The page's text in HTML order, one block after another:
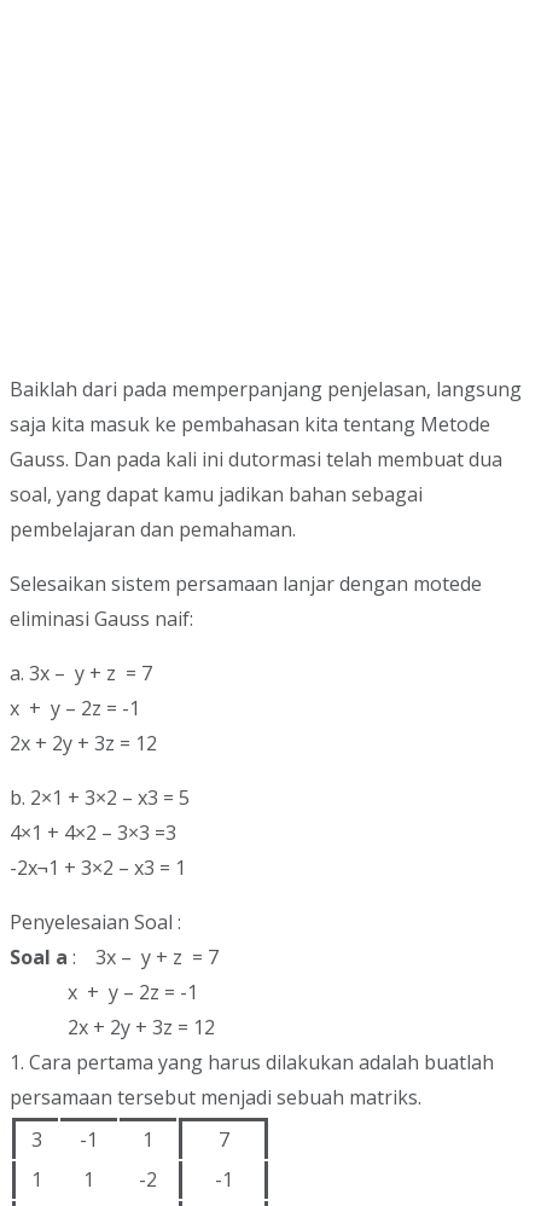
Baiklah dari pada memperpanjang penjelasan, langsung
saja kita masuk ke pembahasan kita tentang Metode
Gauss. Dan pada kali ini dutormasi telah membuat dua
soal, yang dapat kamu jadikan bahan sebagai
pembelajaran dan pemahaman.
Selesaikan sistem persamaan lanjar dengan motede
eliminasi Gauss naif:
a. 3x – y + z = 7
x + y – 2z = -1
2x + 2y + 3z = 12
b. 2×1 + 3×2 – x3 = 5
4×1 + 4×2 – 3×3 =3
-2x¬1 + 3×2 – x3 = 1
Penyelesaian Soal :
Soal a : 3x – y + z = 7
x + y – 2z = -1
2x + 2y + 3z = 12
1. Cara pertama yang harus dilakukan adalah buatlah
persamaan tersebut menjadi sebuah matriks.
3
-1 1
7
1
1 -2 -1